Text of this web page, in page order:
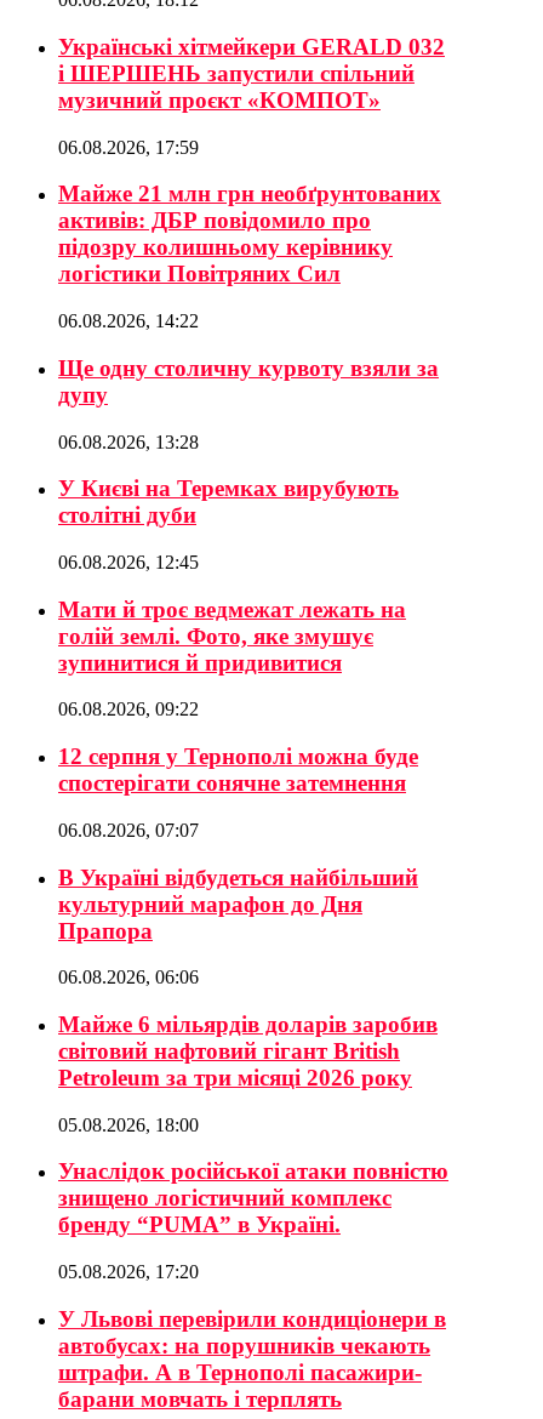
Українські хітмейкери GERALD 032
і ШЕРШЕНЬ запустили спільний
музичний проєкт «КОМПОТ»
06.08.2026, 17:59
Майже 21 млн грн необґрунтованих
активів: ДБР повідомило про
підозру колишньому керівнику
логістики Повітряних Сил
06.08.2026, 14:22
Ще одну столичну курвоту взяли за
дупу
06.08.2026, 13:28
У Києві на Теремках вирубують
столітні дуби
06.08.2026, 12:45
Мати й троє ведмежат лежать на
голій землі. Фото, яке змушує
зупинитися й придивитися
06.08.2026, 09:22
12 серпня у Тернополі можна буде
спостерігати сонячне затемнення
06.08.2026, 07:07
В Україні відбудеться найбільший
культурний марафон до Дня
Прапора
06.08.2026, 06:06
Майже 6 мільярдів доларів заробив
світовий нафтовий гігант British
Petroleum за три місяці 2026 року
05.08.2026, 18:00
Унаслідок російської атаки повністю
знищено логістичний комплекс
бренду “PUMA” в Україні.
05.08.2026, 17:20
У Львові перевірили кондиціонери в
автобусах: на порушників чекають
штрафи. А в Тернополі пасажири-
барани мовчать і терплять